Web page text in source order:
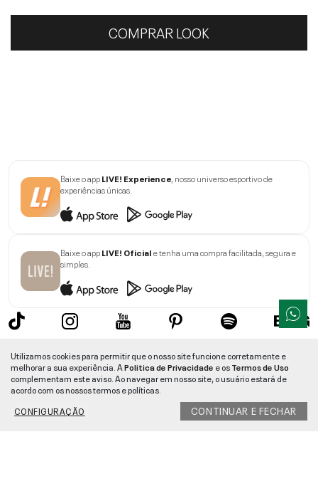
COMPRAR LOOK
Baixe o appLIVE! Experience, nosso universo esportivo de
experiências únicas.
Baixe o appLIVE! Oficiale tenha uma compra facilitada, segura e
simples.
Institucional
Informações
Utilizamos cookies para permitir que o nosso site funcione corretamente e
melhorar a sua experiência. APolitica de Privacidade e osTermos de Uso
complementam este aviso. Ao navegar em nosso site, o usuário estará de
acordo com os nossos termos e políticas.
CONFIGURAÇÃO
CONTINUAR E FECHAR